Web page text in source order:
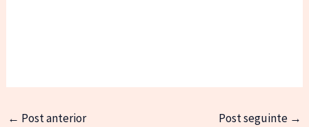
← Post anterior Post seguinte →